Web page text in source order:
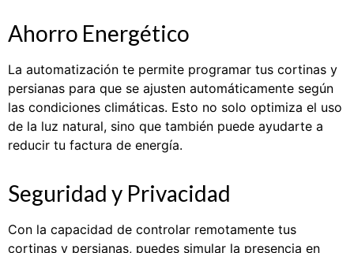
Ahorro Energético
La automatización te permite programar tus cortinas y
persianas para que se ajusten automáticamente según
las condiciones climáticas. Esto no solo optimiza el uso
de la luz natural, sino que también puede ayudarte a
reducir tu factura de energía.
Seguridad y Privacidad
Con la capacidad de controlar remotamente tus
cortinas y persianas, puedes simular la presencia en